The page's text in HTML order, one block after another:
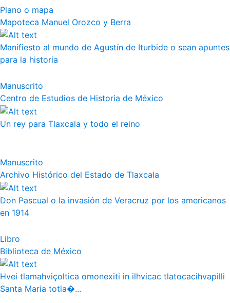
Plano o mapa
Mapoteca Manuel Orozco y Berra
Manifiesto al mundo de Agustín de Iturbide o sean apuntes
para la historia
Manuscrito
Centro de Estudios de Historia de México
Un rey para Tlaxcala y todo el reino
Manuscrito
Archivo Histórico del Estado de Tlaxcala
Don Pascual o la invasión de Veracruz por los americanos
en 1914
Libro
Biblioteca de México
Hvei tlamahviçoltica omonexiti in ilhvicac tlatocacihvapilli
Santa Maria totla�...